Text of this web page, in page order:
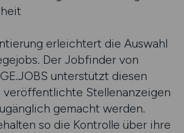
erleichtert die Auswahl
Der Jobfinder von
unterstützt diesen
veröffentlichte Stellenanzeigen
gemacht werden.
so die Kontrolle über ihre